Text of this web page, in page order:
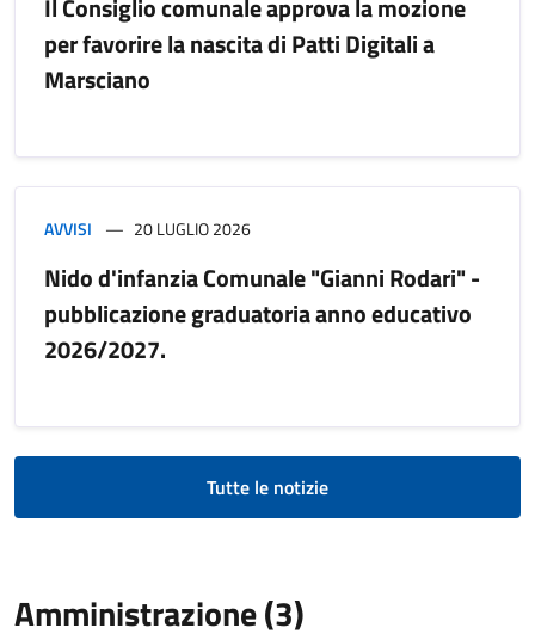
per favorire la nascita di Patti Digitali a
Marsciano
AVVISI 20 LUGLIO 2026
Nido d'infanzia Comunale "Gianni Rodari" -
pubblicazione graduatoria anno educativo
2026/2027.
Tutte le notizie
Amministrazione (3)